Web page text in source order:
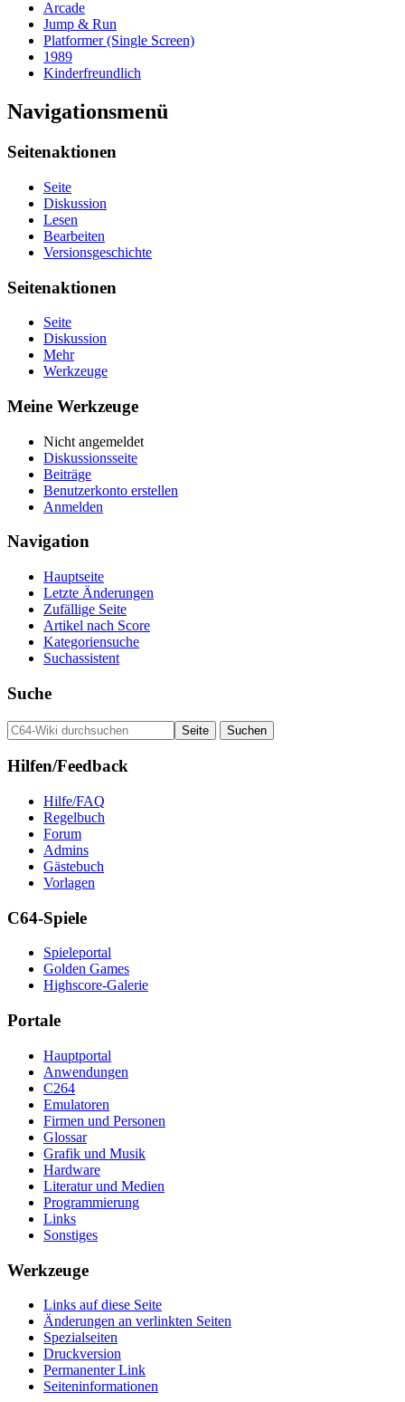
Arcade
Jump & Run
Platformer (Single Screen)
1989
Kinderfreundlich
Navigationsmenü
Seitenaktionen
Seite
Diskussion
Lesen
Bearbeiten
Versionsgeschichte
Seitenaktionen
Seite
Diskussion
Mehr
Werkzeuge
Meine Werkzeuge
Nicht angemeldet
Diskussionsseite
Beiträge
Benutzerkonto erstellen
Anmelden
Navigation
Hauptseite
Letzte Änderungen
Zufällige Seite
Artikel nach Score
Kategoriensuche
Suchassistent
Suche
Hilfen/Feedback
Hilfe/FAQ
Regelbuch
Forum
Admins
Gästebuch
Vorlagen
C64-Spiele
Spieleportal
Golden Games
Highscore-Galerie
Portale
Hauptportal
Anwendungen
C264
Emulatoren
Firmen und Personen
Glossar
Grafik und Musik
Hardware
Literatur und Medien
Programmierung
Links
Sonstiges
Werkzeuge
Links auf diese Seite
Änderungen an verlinkten Seiten
Spezialseiten
Druckversion
Permanenter Link
Seiten­­informationen